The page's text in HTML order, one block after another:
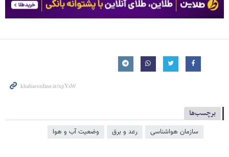
برچسب‌ها
سازمان هواشناسی رعد و برق وضعیت آب و هوا